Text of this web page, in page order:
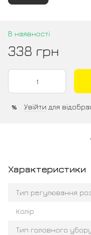
В наявності
338 грн
% Увійти для
Характеристики
Тип регулювання
Колір
Тип головного